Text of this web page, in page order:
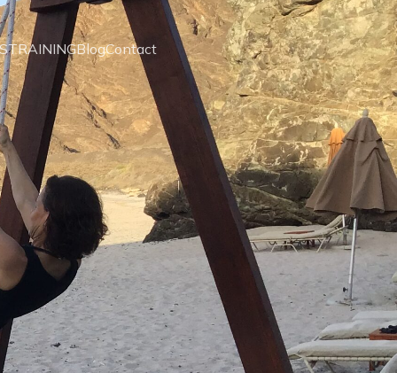
TRAININGBlogContact